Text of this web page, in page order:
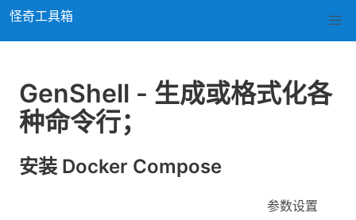
怪奇工具箱
生成或格式化各种命令行；
GenShell - 生成或格式化各
种命令行；
安装 Docker Compose
参数设置